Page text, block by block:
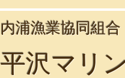
​内浦漁業協同組合
平沢マリ